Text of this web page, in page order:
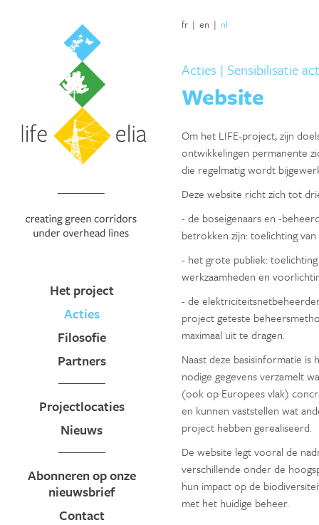
Het project
Acties
Filosofie
Partners
Projectlocaties
Nieuws
Abonneren op onze
nieuwsbrief
Contact
fr | en | nl
Acties | Sensibilisatie
Website
Om het LIFE-project, zijn
ontwikkelingen permanente
die regelmatig wordt
Deze website richt zich tot
- de boseigenaars en -
betrokken zijn: toelichting
- het grote publiek:
werkzaamheden en
- de
project geteste
maximaal uit te dragen.
Naast deze basisinformatie
nodige gegevens verzamelt
(ook op Europees vlak)
en kunnen vaststellen wat
project hebben gerealiseerd.
De website legt vooral de
verschillende onder de
hun impact op de
met het huidige beheer.